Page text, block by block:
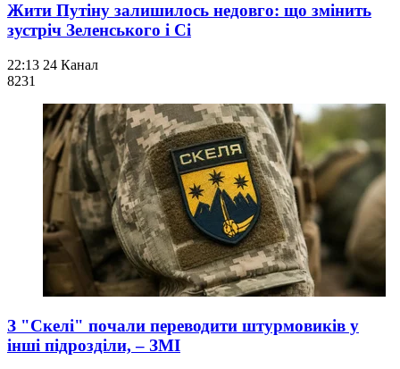
Жити Путіну залишилось недовго: що змінить
зустріч Зеленського і Сі
22:13 24 Канал
8231
З "Скелі" почали переводити штурмовиків у
інші підрозділи, – ЗМІ